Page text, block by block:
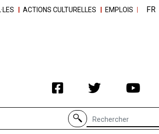
ACTIONS CULTURELLES EMPLOIS FR
Recherche de